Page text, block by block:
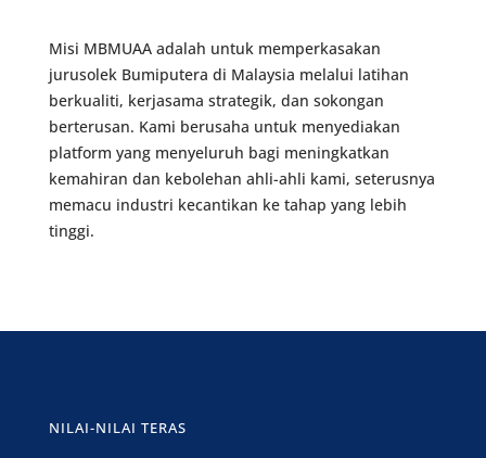
Misi MBMUAA adalah untuk memperkasakan
jurusolek Bumiputera di Malaysia melalui latihan
berkualiti, kerjasama strategik, dan sokongan
berterusan. Kami berusaha untuk menyediakan
platform yang menyeluruh bagi meningkatkan
kemahiran dan kebolehan ahli-ahli kami, seterusnya
memacu industri kecantikan ke tahap yang lebih
tinggi.
NILAI-NILAI TERAS